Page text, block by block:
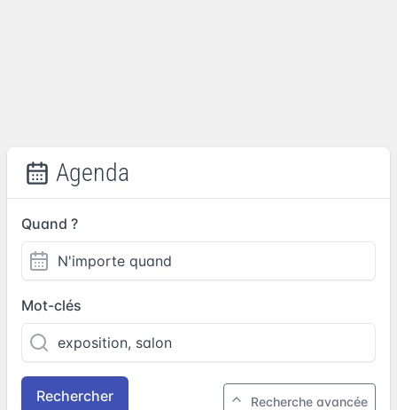
Agenda
Quand ?
Mot-clés
Rechercher Recherche avancée